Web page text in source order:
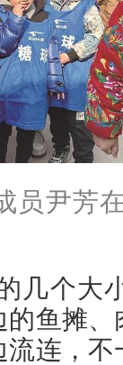
员尹芳
几个大
鱼摊
连，